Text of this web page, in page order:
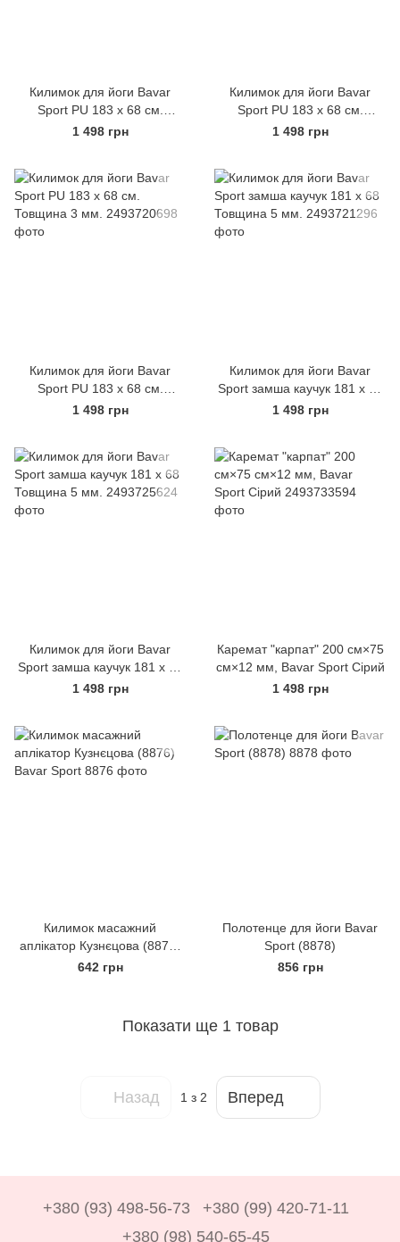
Килимок для йоги Bavar
Sport PU 183 х 68 см.
Товщина 3 мм.
1 498 грн
Килимок для йоги Bavar
Sport PU 183 х 68 см.
Товщина 3 мм.
1 498 грн
Килимок для йоги Bavar
Sport PU 183 х 68 см.
Товщина 3 мм.
1 498 грн
Килимок для йоги Bavar
Sport замша каучук 181 х 68
Товщина 5 мм.
1 498 грн
Килимок для йоги Bavar
Sport замша каучук 181 х 68
Товщина 5 мм.
1 498 грн
Каремат "карпат" 200 см×75
см×12 мм, Bavar Sport Сірий
1 498 грн
Килимок масажний
аплікатор Кузнєцова (8876)
Bavar Sport
642 грн
Полотенце для йоги Bavar
Sport (8878)
856 грн
Показати ще 1 товар
Назад 1 з 2 Вперед
+380 (93) 498-56-73
+380 (99) 420-71-11
+380 (98) 540-65-45